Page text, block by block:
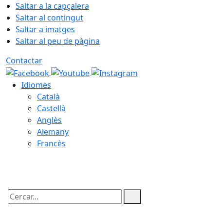
Saltar a la capçalera
Saltar al contingut
Saltar a imatges
Saltar al peu de pàgina
Contactar
Idiomes
Català
Castellà
Anglès
Alemany
Francès
Cercar: